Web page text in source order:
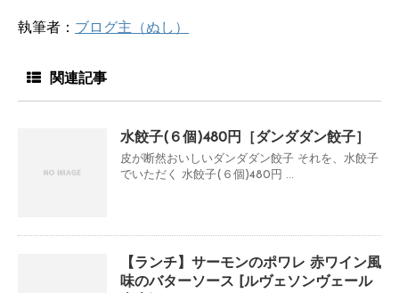
執筆者： ブログ主（ぬし）
関連記事
水餃子(６個)480円［ダンダダン餃子］
皮が断然おいしいダンダダン餃子 それを、水餃子
でいただく 水餃子(６個)480円 ...
【ランチ】サーモンのポワレ 赤ワイン風
味のバターソース [ルヴェソンヴェール